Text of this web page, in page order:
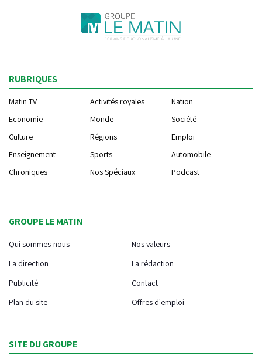
RUBRIQUES
Matin TV Activités royales
Nation
Economie
Monde
Société
Culture
Régions
Emploi
Enseignement
Sports
Automobile
Chroniques
Nos Spéciaux Podcast
GROUPE LE MATIN
Qui sommes-nous
Nos valeurs
La direction
La rédaction
Publicité
Contact
Plan du site
Offres d'emploi
SITE DU GROUPE